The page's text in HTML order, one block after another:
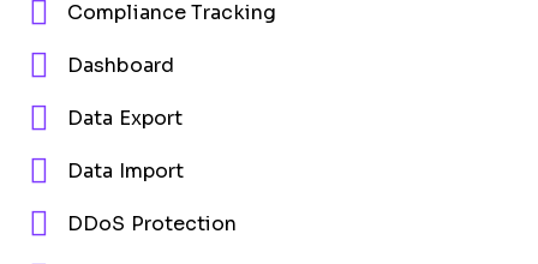
Compliance Tracking
Dashboard
Data Export
Data Import
DDoS Protection